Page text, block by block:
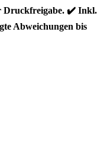
Druckfreigabe. ✔️ Inkl.
Abweichungen bis